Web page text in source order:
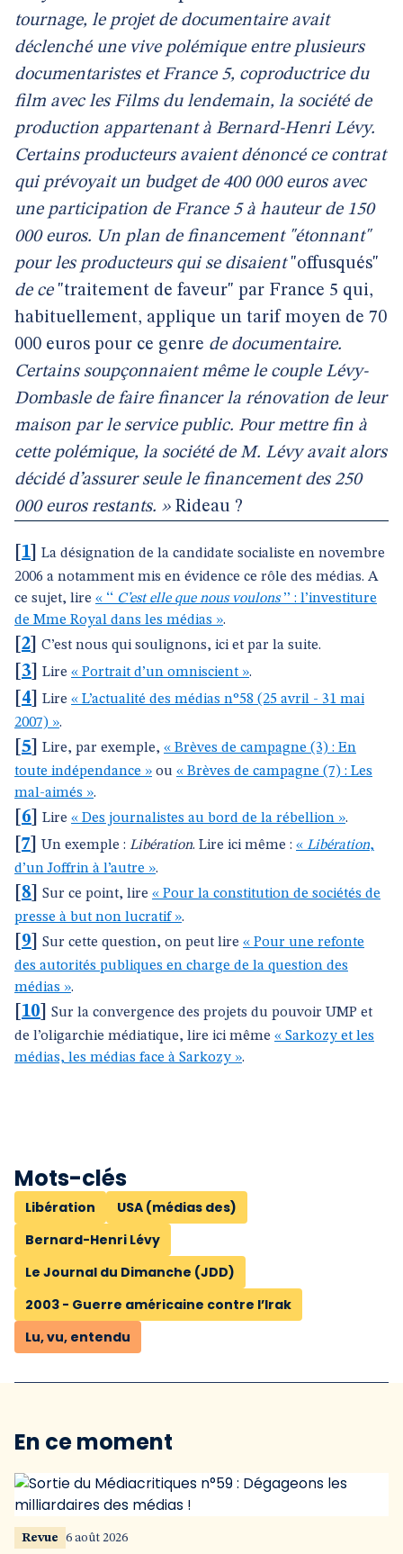
tournage, le projet de documentaire avait
déclenché une vive polémique entre plusieurs
documentaristes et France 5, coproductrice du
film avec les Films du lendemain, la société de
production appartenant à Bernard-Henri Lévy.
Certains producteurs avaient dénoncé ce contrat
qui prévoyait un budget de 400 000 euros avec
une participation de France 5 à hauteur de 150
000 euros. Un plan de financement "étonnant"
pour les producteurs qui se disaient"offusqués"
de ce"traitement de faveur" par France 5 qui,
habituellement, applique un tarif moyen de 70
000 euros pour ce genre de documentaire.
Certains soupçonnaient même le couple Lévy-
Dombasle de faire financer la rénovation de leur
maison par le service public. Pour mettre fin à
cette polémique, la société de M. Lévy avait alors
décidé d’assurer seule le financement des 250
000 euros restants. » Rideau ?
1
La désignation de la candidate socialiste en novembre
2006 a notamment mis en évidence ce rôle des médias. A
ce sujet, lire « ‘‘ C’est elle que nous voulons’’ : l’investiture
de Mme Royal dans les médias ».
2 C’est nous qui soulignons, ici et par la suite.
3 Lire « Portrait d’un omniscient ».
4 Lire « L’actualité des médias n°58 (25 avril - 31 mai
2007) ».
5 Lire, par exemple, « Brèves de campagne (3) : En
toute indépendance » ou « Brèves de campagne (7) : Les
mal-aimés ».
6 Lire « Des journalistes au bord de la rébellion ».
7 Un exemple : Libération. Lire ici même : « Libération,
d’un Joffrin à l’autre ».
8 Sur ce point, lire « Pour la constitution de sociétés de
presse à but non lucratif ».
9 Sur cette question, on peut lire « Pour une refonte
des autorités publiques en charge de la question des
médias ».
10
Sur la convergence des projets du pouvoir UMP et
de l’oligarchie médiatique, lire ici même « Sarkozy et les
médias, les médias face à Sarkozy ».
Mots-clés
Libération
USA (médias des)
Bernard-Henri Lévy
Le Journal du Dimanche (JDD)
2003 - Guerre américaine contre l’Irak
Lu, vu, entendu
En ce moment
Revue 6 août 2026